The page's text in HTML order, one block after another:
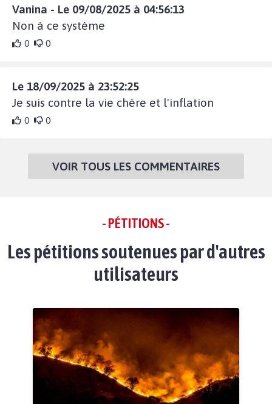
Vanina - Le 09/08/2025 à 04:56:13
Non à ce système
0 0
Le 18/09/2025 à 23:52:25
Je suis contre la vie chère et l'inflation
0 0
VOIR TOUS LES COMMENTAIRES
- PÉTITIONS -
Les pétitions soutenues par d'autres
utilisateurs